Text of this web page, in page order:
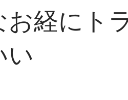
経にト
い